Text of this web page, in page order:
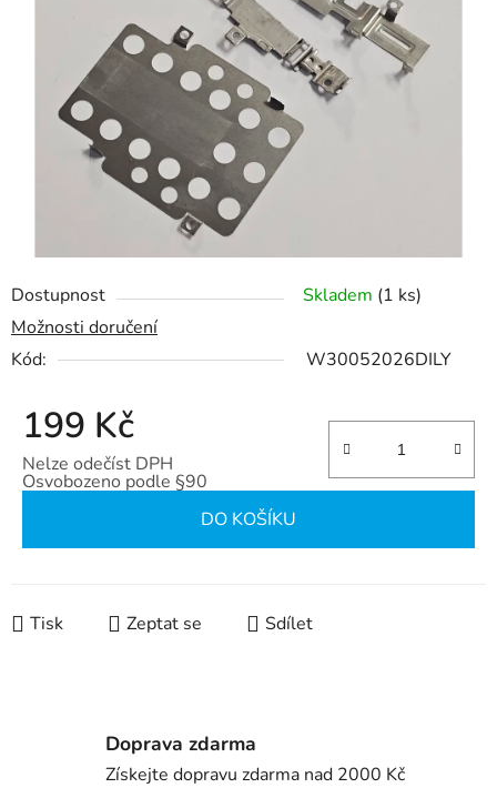
Dostupnost Skladem (1 ks)
Možnosti doručení
Kód:
W30052026DILY
199 Kč
Nelze odečíst DPH
Osvobozeno podle §90
DO KOŠÍKU
Tisk Zeptat se Sdílet
hvězdiček.
Doprava zdarma
Získejte dopravu zdarma nad 2000 Kč